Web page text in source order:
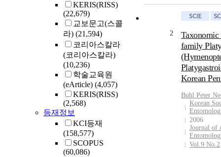
KERIS(RISS)
(22,679)
교보문고(스콜
라) (21,594)
코리아스칼라
(코리아스칼라)
(10,236)
학술교육원
(eArticle) (4,057)
KERIS(RISS)
(2,568)
등재정보
KCI등재
(158,577)
SCOPUS
(60,086)
written
distributed
and northern
Choi’s
First, when
from the late
to the first
occupation.
harvest
same year
correlation
2
family
Korean
Buhl Peter
Korean
2006
Journal of
Vol.9 No.2